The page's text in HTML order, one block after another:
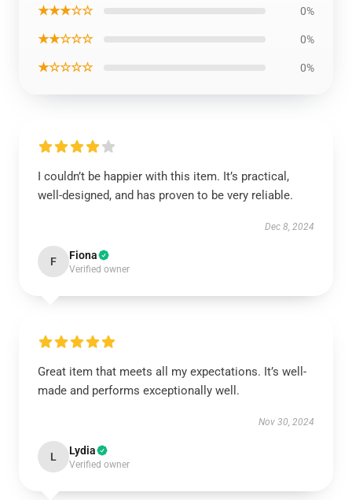
★★★☆☆ 0%
★★☆☆☆ 0%
★☆☆☆☆ 0%
I couldn’t be happier with this item. It’s practical,
well-designed, and has proven to be very reliable.
Dec 8, 2024
F Fiona
Verified owner
Great item that meets all my expectations. It’s well-
made and performs exceptionally well.
Nov 30, 2024
L Lydia
Verified owner